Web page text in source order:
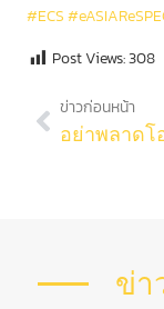
#ECS
Post Views:308
ข่าวก่อนหน้า
ข่า